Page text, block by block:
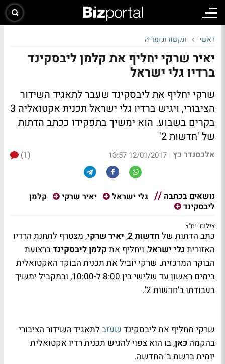
ראשי תקשורת ומדיה
יאיר שרקי יחליף את קלמן ליבסקינד
ברדיו גלי ישראל
שרקי יחליף את ליבסקינד שעבר לתאגיד השידור
הציבורי, ויגיש ברדיו גלי ישראל תכנית אקטואליה 3
בקרים בשבוע. הוא ימשיך בתפקידו ככתב הדתות
של 'חדשות 2'
אלכסנדר כץ |
12/01/2017 13:57
(1)
נושאים בכתבה גלי ישראל יאיר שרקי
קלמן
ליבסקינד
צילום: יח"צ
כתב הדתות של חדשות 2 , יאיר שרקי, מצטרף לתחנת הרדיו
האזוריתגלי ישראל, ויחליף את קלמן ליבסקינדברצועת
הבוקר המרכזית. שרקי יוביל את תכנית הבוקר האקטואלית
בימים ראשון עד שלישי בין 8:00 ל-10:00, ובמקביל ימשיך
בעבודתו ב'חדשות 2'.
שרקי מחליף את ליבסקינד שעזבלתאגיד השידור הציבורי
בהקמה כאן, בו הוא צפוי להגיש תכנית רדיו אקטואלית
יומית ברשת ב' החדשה.